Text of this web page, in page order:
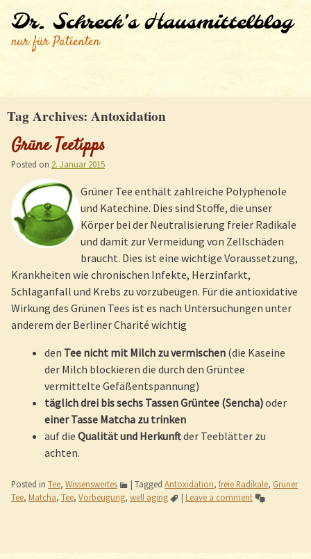
Dr. Schreck's Hausmittelblog
nur für Patienten
Tag Archives: Antoxidation
Grüne Teetipps
Posted on 2. Januar 2015
Grüner Tee enthält zahlreiche Polyphenole
und Katechine. Dies sind Stoffe, die unser
Körper bei der Neutralisierung freier Radikale
und damit zur Vermeidung von Zellschäden
braucht. Dies ist eine wichtige Voraussetzung,
Krankheiten wie chronischen Infekte, Herzinfarkt,
Schlaganfall und Krebs zu vorzubeugen. Für die antioxidative
Wirkung des Grünen Tees ist es nach Untersuchungen unter
anderem der Berliner Charité wichtig
den Tee nicht mit Milch zu vermischen (die Kaseine
der Milch blockieren die durch den Grüntee
vermittelte Gefäßentspannung)
täglich drei bis sechs Tassen Grüntee (Sencha)oder
einer Tasse Matcha zu trinken
auf die Qualität und Herkunftder Teeblätter zu
achten.
Posted in Tee, Wissenswertes | Tagged Antoxidation, freie Radikale, Grüner
Tee, Matcha, Tee, Vorbeugung, well aging | Leave a comment